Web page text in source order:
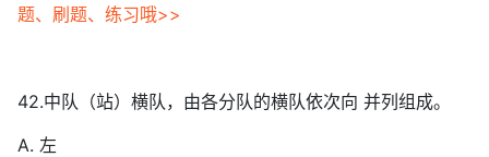
题、刷题、练习哦>>
42.中队（站）横队，由各分队的横队依次向 并列组成。
A. 左